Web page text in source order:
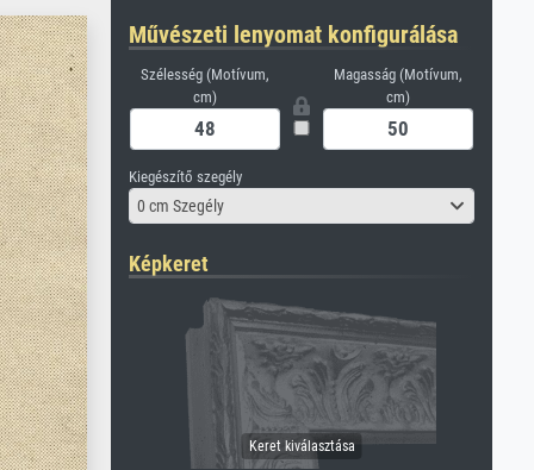
Művészeti lenyomat konfigurálása
Szélesség (Motívum,
cm)
Magasság (Motívum,
cm)
Kiegészítő szegély
0 cm Szegély
Képkeret